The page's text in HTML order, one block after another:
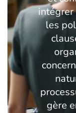
intégrer
les
gère